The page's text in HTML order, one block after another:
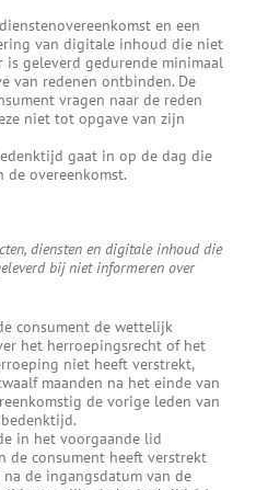
en een
van digitale inhoud die niet
is geleverd gedurende minimaal
van redenen ontbinden. De
vragen naar de reden
niet tot opgave van zijn
gaat in op de dag die
overeenkomst.
diensten en digitale inhoud die
bij niet informeren over
consument de wettelijk
het herroepingsrecht of het
niet heeft verstrekt,
maanden na het einde van
de vorige leden van
in het voorgaande lid
de consument heeft verstrekt
de ingangsdatum van de